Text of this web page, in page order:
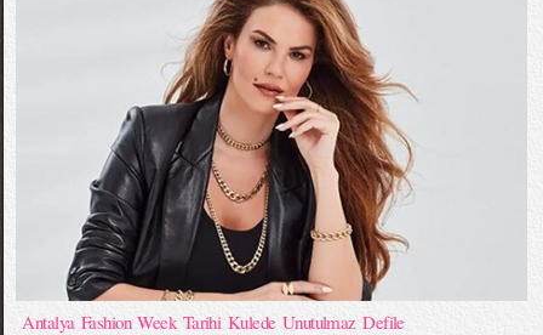
Antalya Fashion Week Tarihi Kulede Unutulmaz Defile